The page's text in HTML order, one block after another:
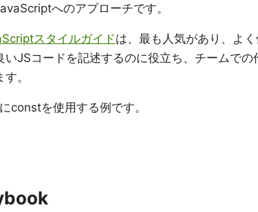
へのアプローチです。
スタイルガイドは、最も人気があり、よ
いJSコードを記述するのに役立ち、チームで
。
constを使用する例です。